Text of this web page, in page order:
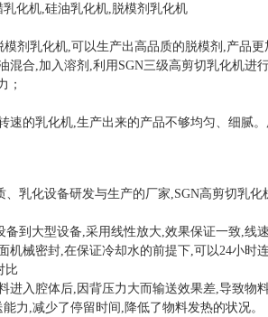
化机,硅油乳化机,脱模剂乳化机
剂乳化机,可以生产出高品质的脱模剂,产品更
混合,加入溶剂,利用SGN三级高剪切乳化机进
；
速的乳化机,生产出来的产品不够均匀、细腻
乳化设备研发与生产的厂家,SGN高剪切乳
到大型设备,采用线性放大,效果保证一致,线
械密封,在保证冷却水的前提下,可以24小时连
比
进入腔体后,因背压力大而输送效果差,导致物
力,减少了停留时间,降低了物料发热的状况。